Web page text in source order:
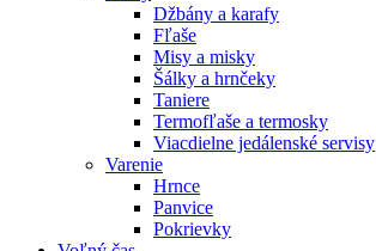
Džbány a karafy
Fľaše
Misy a misky
Šálky a hrnčeky
Taniere
Termofľaše a termosky
Viacdielne jedálenské servisy
Varenie
Hrnce
Panvice
Pokrievky